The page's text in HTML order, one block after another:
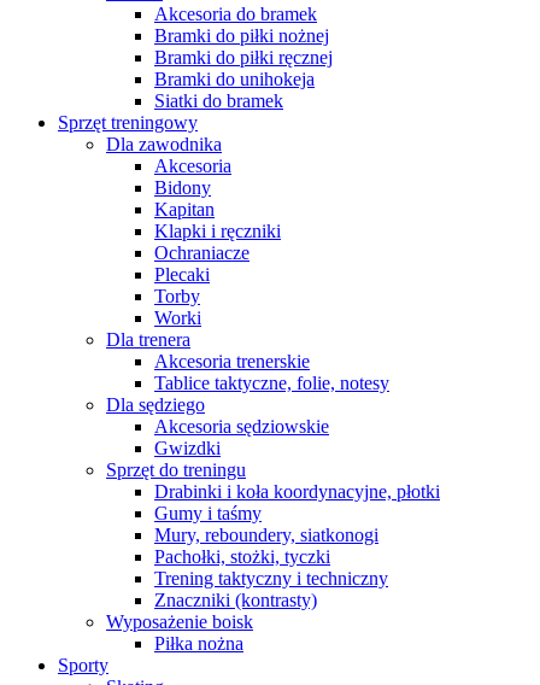
Akcesoria do bramek
Bramki do piłki nożnej
Bramki do piłki ręcznej
Bramki do unihokeja
Siatki do bramek
Sprzęt treningowy
Dla zawodnika
Akcesoria
Bidony
Kapitan
Klapki i ręczniki
Ochraniacze
Plecaki
Torby
Worki
Dla trenera
Akcesoria trenerskie
Tablice taktyczne, folie, notesy
Dla sędziego
Akcesoria sędziowskie
Gwizdki
Sprzęt do treningu
Drabinki i koła koordynacyjne, płotki
Gumy i taśmy
Mury, reboundery, siatkonogi
Pachołki, stożki, tyczki
Trening taktyczny i techniczny
Znaczniki (kontrasty)
Wyposażenie boisk
Piłka nożna
Sporty